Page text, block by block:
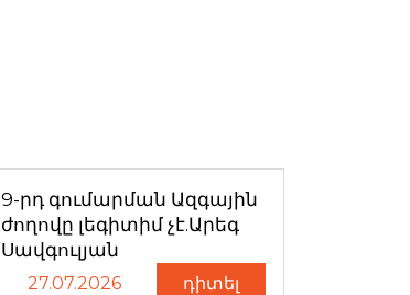
9-րդ գումարման Ազգային
ժողովը լեգիտիմ չէ.Արեգ
Սավգուլյան
27.07.2026 դիտել